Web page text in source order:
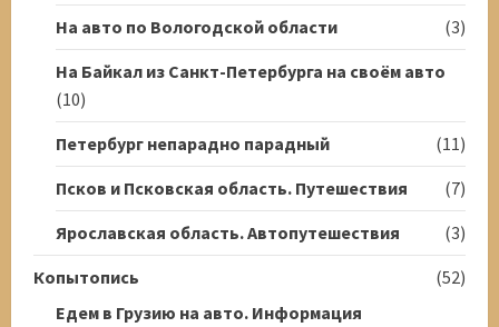
На авто по Вологодской области
(3)
На Байкал из Санкт-Петербурга на своём авто
(10)
Петербург непарадно парадный
(11)
Псков и Псковская область. Путешествия
(7)
Ярославская область. Автопутешествия
(3)
Копытопись
(52)
Едем в Грузию на авто. Информация